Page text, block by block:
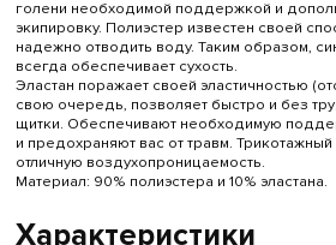
голени необходимой поддержкой и
экипировку. Полиэстер известен своей
надежно отводить воду. Таким образом,
всегда обеспечивает сухость.
Эластан поражает своей эластичностью
свою очередь, позволяет быстро и без
щитки. Обеспечивают необходимую
и предохраняют вас от травм.
отличную воздухопроницаемость.
Материал: 90% полиэстера и 10% эластана.
Характеристики